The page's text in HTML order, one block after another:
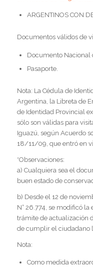
ARGENTINOS CON
Documentos válidos de
Documento Nacional
Pasaporte.
Nota: La Cédula de
Argentina, la Libreta de
de Identidad Provincial
sólo son válidas para
Iguazú, según Acuerdo
18/11/09, que entró en
*Observaciones:
a) Cualquiera sea el
buen estado de
b) Desde el 12 de
N° 26.774, se modificó
trámite de actualización
de cumplir el ciudadano
Nota:
Como medida